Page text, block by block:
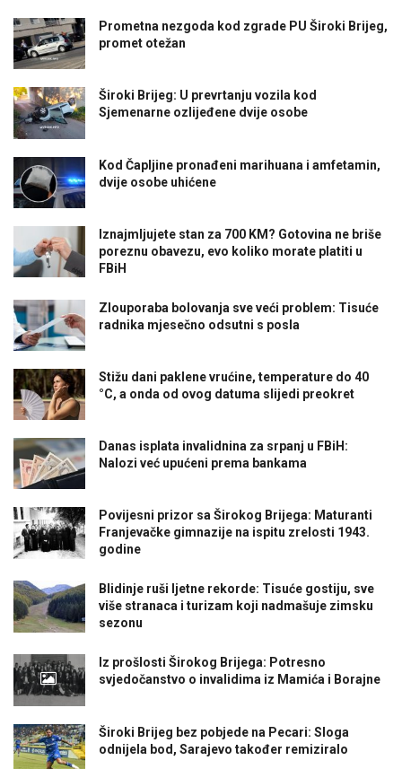
Prometna nezgoda kod zgrade PU Široki Brijeg,
promet otežan
Široki Brijeg: U prevrtanju vozila kod
Sjemenarne ozlijeđene dvije osobe
Kod Čapljine pronađeni marihuana i amfetamin,
dvije osobe uhićene
Iznajmljujete stan za 700 KM? Gotovina ne briše
poreznu obavezu, evo koliko morate platiti u
FBiH
Zlouporaba bolovanja sve veći problem: Tisuće
radnika mjesečno odsutni s posla
Stižu dani paklene vrućine, temperature do 40
°C, a onda od ovog datuma slijedi preokret
Danas isplata invalidnina za srpanj u FBiH:
Nalozi već upućeni prema bankama
Povijesni prizor sa Širokog Brijega: Maturanti
Franjevačke gimnazije na ispitu zrelosti 1943.
godine
Blidinje ruši ljetne rekorde: Tisuće gostiju, sve
više stranaca i turizam koji nadmašuje zimsku
sezonu
Iz prošlosti Širokog Brijega: Potresno
svjedočanstvo o invalidima iz Mamića i Borajne
Široki Brijeg bez pobjede na Pecari: Sloga
odnijela bod, Sarajevo također remiziralo